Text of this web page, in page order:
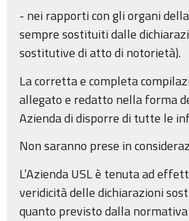
- nei rapporti con gli organi
sempre sostituiti dalle
sostitutive di atto di notorietà).
La corretta e completa
allegato e redatto nella forma
Azienda di disporre di tutte le
Non saranno prese in
L’Azienda USL è tenuta ad
veridicità delle dichiarazioni
quanto previsto dalla